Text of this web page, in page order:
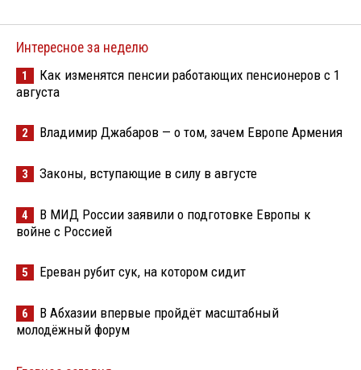
Интересное за неделю
1
Как изменятся пенсии работающих пенсионеров с 1
августа
2 Владимир Джабаров — о том, зачем Европе Армения
3 Законы, вступающие в силу в августе
4
В МИД России заявили о подготовке Европы к
войне с Россией
5 Ереван рубит сук, на котором сидит
6
В Абхазии впервые пройдёт масштабный
молодёжный форум